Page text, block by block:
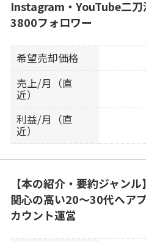
Instagram・YouTube二刀
3800フォロワー
希望売却価格
売上/月（直
近）
利益/月（直
近）
【本の紹介・要約ジャン
関心の高い20〜30代へア
カウント運営